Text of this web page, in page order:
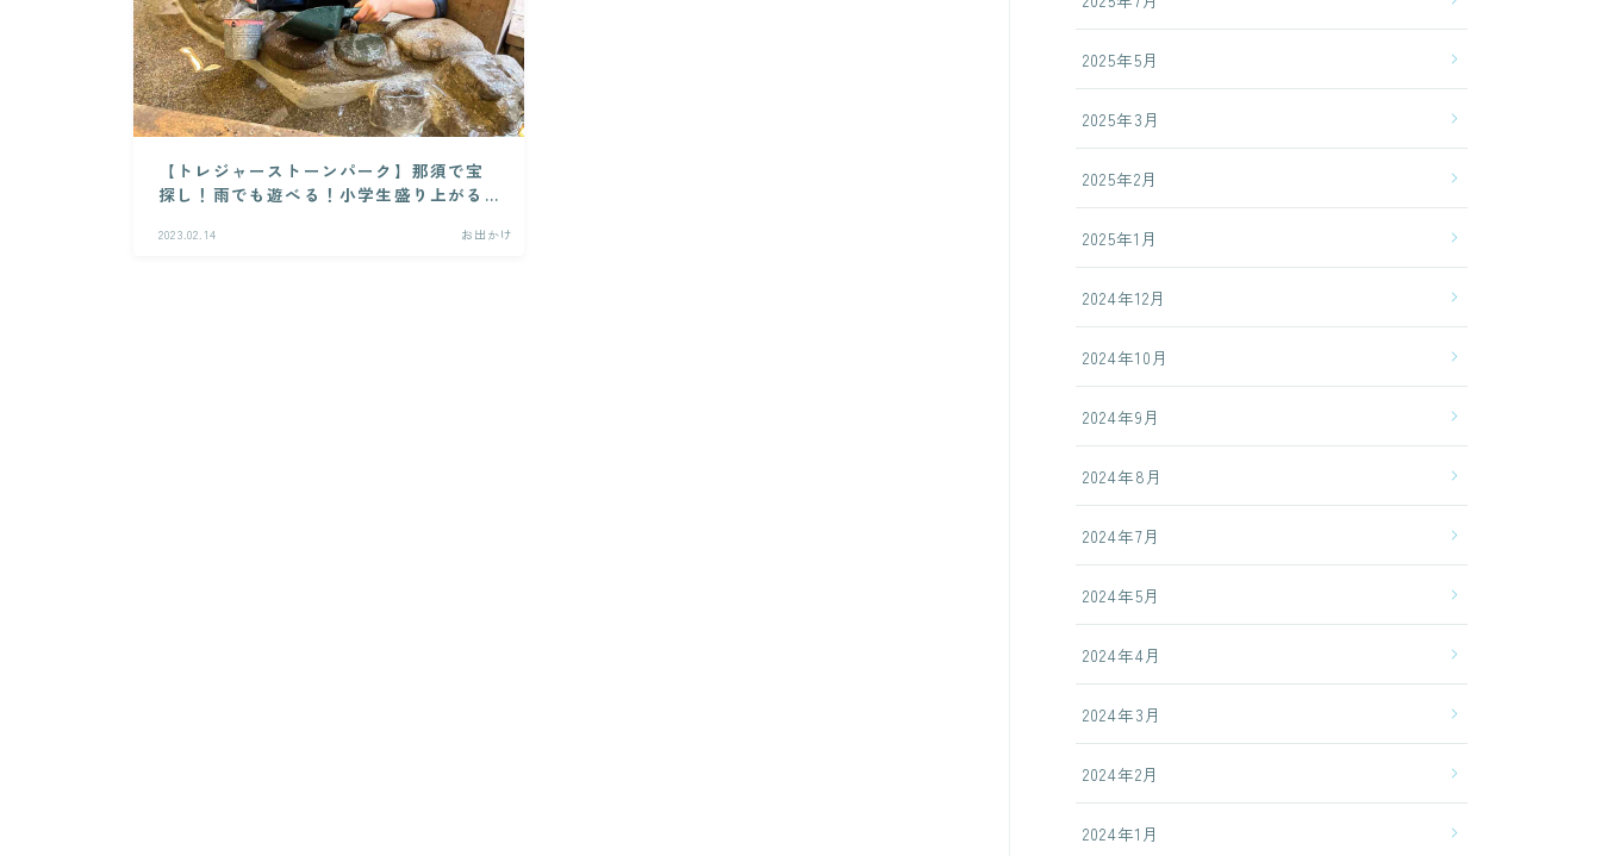
【トレジャーストーンパーク】那須で宝
探し！雨でも遊べる！小学生盛り上がる
2023.02.14 お出かけ
2025年5月
2025年3月
2025年2月
2025年1月
2024年12月
2024年10月
2024年9月
2024年8月
2024年7月
2024年5月
2024年4月
2024年3月
2024年2月
2024年1月